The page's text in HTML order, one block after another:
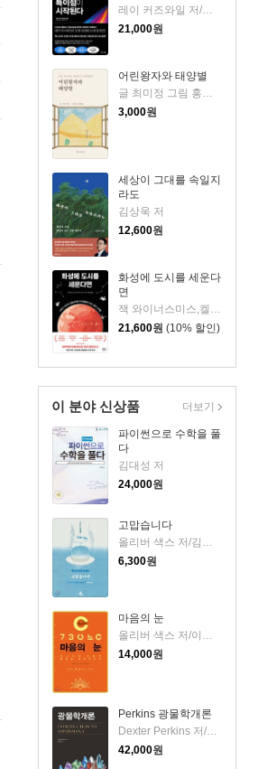
레이 커즈와일 저/이충호 역/장대익 감수
21,000원
어린왕자와 태양별
글 최미정 그림 홍예림 저
3,000원
세상이 그대를 속일지
라도
김상욱 저
12,600원
화성에 도시를 세운다
면
잭 와이너스미스,켈리 와이너스미스 저/지웅배 역
21,600원 (10% 할인)
이 분야 신상품
파이썬으로 수학을 풀
다
김대성 저
24,000원
고맙습니다
올리버 색스 저/김명남 역
6,300원
마음의 눈
14,000원
Perkins 광물학개론
Dexter Perkins 저/이승열 역
42,000원
더보기